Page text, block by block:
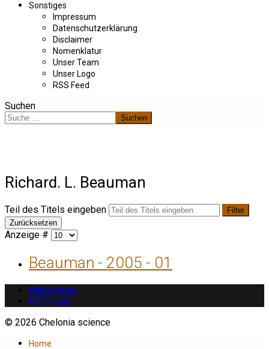
Sonstiges
Impressum
Datenschutzerklärung
Disclaimer
Nomenklatur
Unser Team
Unser Logo
RSS Feed
Suchen
Suchen
Richard. L. Beauman
Teil des Titels eingeben
Filter
Zurücksetzen
Anzeige #
Beauman - 2005 - 01
Impressum
RSS Feed
© 2026 Chelonia science
Home